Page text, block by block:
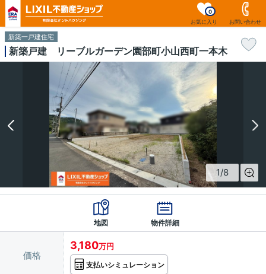
お気に入り
0
お問い合わせ
新築一戸建住宅
新築戸建 リーブルガーデン園部町小山西町一本木
1/8
地図 物件詳細
価格
3,180万円
支払いシミュレーション